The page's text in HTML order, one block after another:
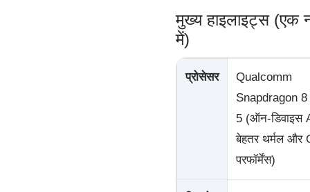
मुख्य हाइलाइट्स (एक
में)
प्रोसेसर
Qualcomm
Snapdragon
5 (ऑन-डिवाइस
बेहतर थर्मल और
परफॉर्मेंस)